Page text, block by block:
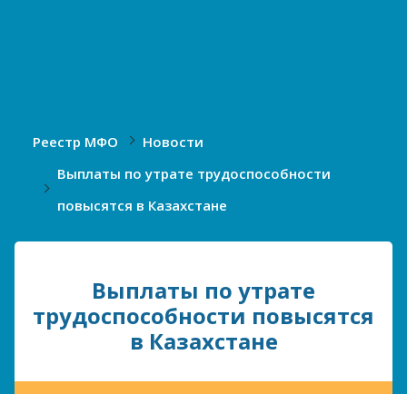
Реестр МФО
Новости
Выплаты по утрате трудоспособности
повысятся в Казахстане
Выплаты по утрате
трудоспособности повысятся
в Казахстане